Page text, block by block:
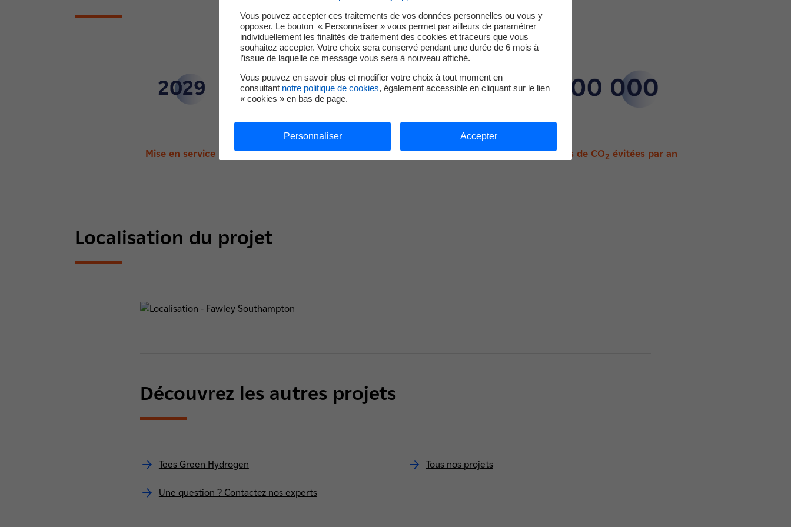
Mise en service D'électrolyse Tonnes de CO2 évitées par an
Localisation du projet
Découvrez les autres projets
Tees Green Hydrogen Tous nos projets
Une question ? Contactez nos experts
Vous pouvez accepter ces traitements de vos données personnelles ou vous y
opposer. Le bouton « Personnaliser » vous permet par ailleurs de paramétrer
individuellement les finalités de traitement des cookies et traceurs que vous
souhaitez accepter. Votre choix sera conservé pendant une durée de 6 mois à
l’issue de laquelle ce message vous sera à nouveau affiché.
Vous pouvez en savoir plus et modifier votre choix à tout moment en
consultant notre politique de cookies, également accessible en cliquant sur le lien
« cookies » en bas de page.
Personnaliser Accepter